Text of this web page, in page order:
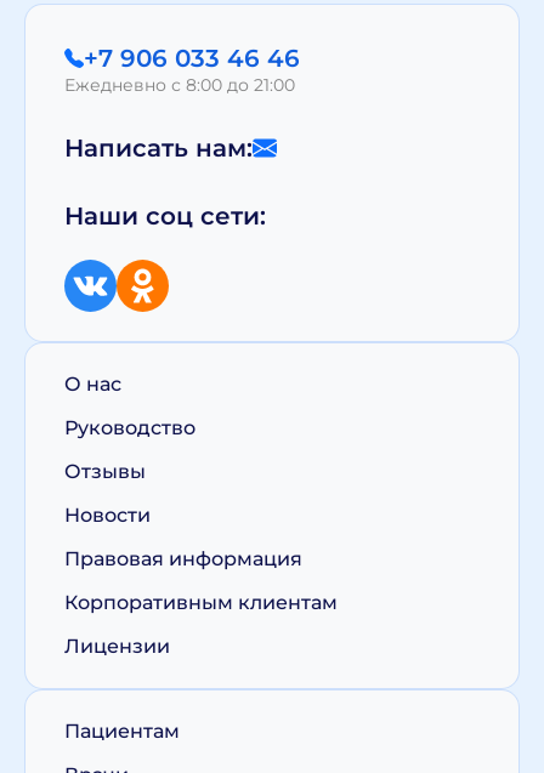
+7 906 033 46 46
Ежедневно с 8:00 до 21:00
Написать нам:
Наши соц сети:
О нас
Руководство
Отзывы
Новости
Правовая информация
Корпоративным клиентам
Лицензии
Пациентам